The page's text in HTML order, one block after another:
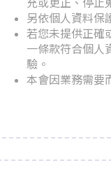
另依個人資料保
若您未提供正確
一條款符合個人
驗。
本會因業務需要